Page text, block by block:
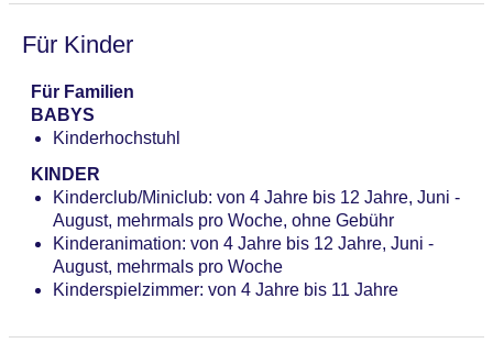
Tagungseinrichtungen: Konferenzräume: 4,
Coffee Breaks: gegen Gebühr
Landeskategorie: 4 Sterne
Für Kinder
Für Familien
BABYS
Kinderhochstuhl
KINDER
Kinderclub/Miniclub: von 4 Jahre bis 12 Jahre, Juni -
August, mehrmals pro Woche, ohne Gebühr
Kinderanimation: von 4 Jahre bis 12 Jahre, Juni -
August, mehrmals pro Woche
Kinderspielzimmer: von 4 Jahre bis 11 Jahre